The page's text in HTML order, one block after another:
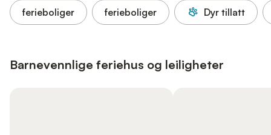
ferieboliger ferieboliger Dyr tillatt
Barnevennlige feriehus og leiligheter